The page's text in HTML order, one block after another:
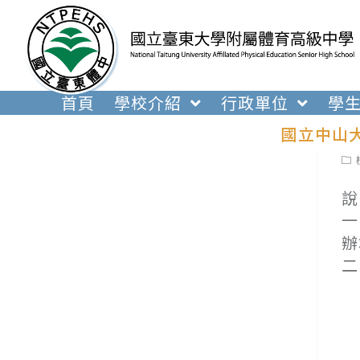
內
首頁 學校介紹 行政單位 學
國立中山